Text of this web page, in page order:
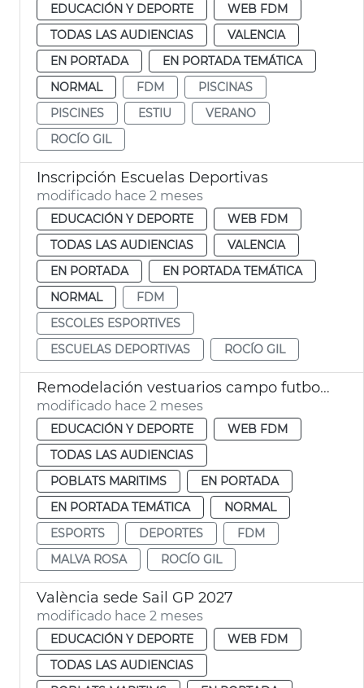
EDUCACIÓN Y DEPORTE
WEB FDM
TODAS LAS AUDIENCIAS
VALENCIA
EN PORTADA
EN PORTADA TEMÁTICA
NORMAL
FDM
PISCINAS
PISCINES
ESTIU
VERANO
ROCÍO GIL
Inscripción Escuelas Deportivas
modificado hace 2 meses
EDUCACIÓN Y DEPORTE
WEB FDM
TODAS LAS AUDIENCIAS
VALENCIA
EN PORTADA
EN PORTADA TEMÁTICA
NORMAL
FDM
ESCOLES ESPORTIVES
ESCUELAS DEPORTIVAS
ROCÍO GIL
Remodelación vestuarios campo futbol la Malva-rosa València
modificado hace 2 meses
EDUCACIÓN Y DEPORTE
WEB FDM
TODAS LAS AUDIENCIAS
POBLATS MARITIMS
EN PORTADA
EN PORTADA TEMÁTICA
NORMAL
ESPORTS
DEPORTES
FDM
MALVA ROSA
ROCÍO GIL
València sede Sail GP 2027
modificado hace 2 meses
EDUCACIÓN Y DEPORTE
WEB FDM
TODAS LAS AUDIENCIAS